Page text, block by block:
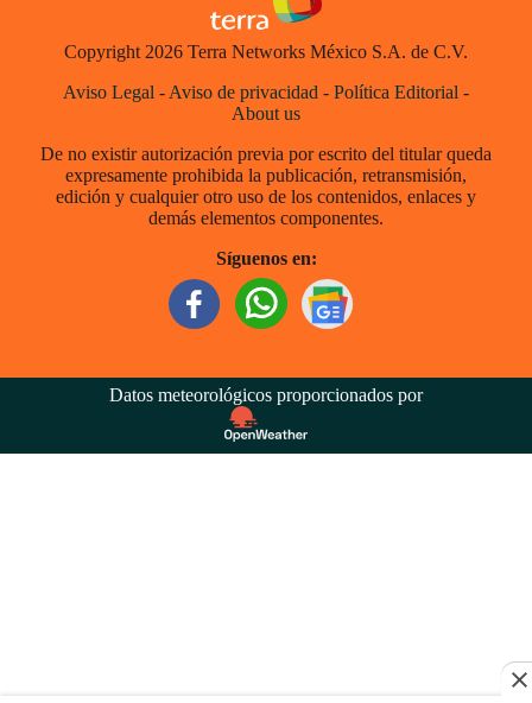
Copyright 2026 Terra Networks México S.A. de C.V.
Aviso Legal - Aviso de privacidad - Política Editorial -
About us
De no existir autorización previa por escrito del titular queda
expresamente prohibida la publicación, retransmisión,
edición y cualquier otro uso de los contenidos, enlaces y
demás elementos componentes.
Síguenos en:
Datos meteorológicos proporcionados por